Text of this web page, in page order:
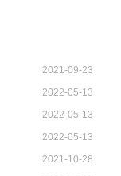
2021-09-23
2022-05-13
2022-05-13
2022-05-13
2021-10-28